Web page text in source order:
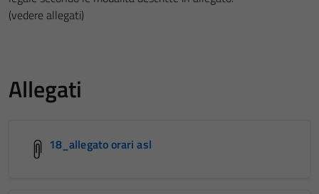
(vedere allegati)
Allegati
18_allegato orari asl